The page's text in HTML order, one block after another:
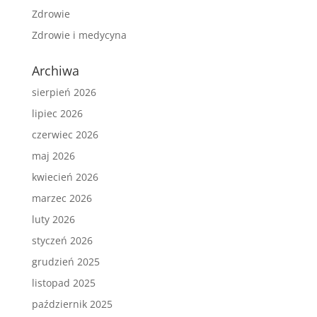
Zdrowie
Zdrowie i medycyna
Archiwa
sierpień 2026
lipiec 2026
czerwiec 2026
maj 2026
kwiecień 2026
marzec 2026
luty 2026
styczeń 2026
grudzień 2025
listopad 2025
październik 2025